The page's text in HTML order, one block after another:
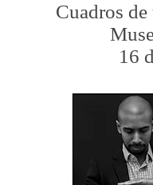
Cuadros
16